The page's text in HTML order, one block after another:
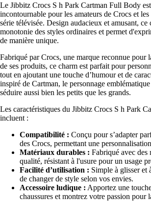
Le Jibbitz Crocs S h Park Cartman Full Body
incontournable pour les amateurs de Crocs et
série télévisée. Design audacieux et amusant, ce
monotonie des styles ordinaires et permet
de manière unique.
Fabriqué par Crocs, une marque reconnue pour
de ses produits, ce charm est parfait pour
tout en ajoutant une touche d’humour et de
inspiré de Cartman, le personnage
séduire aussi bien les petits que les grands.
Les caractéristiques du Jibbitz Crocs S h Park
incluent :
Compatibilité : Conçu pour s’adapter
des Crocs, permettant une
Matériaux durables : Fabriqué avec des
qualité, résistant à l'usure pour un usage
Facilité d’utilisation : Simple à glisser et
de changer de style selon vos envies.
Accessoire ludique : Apportez une
chaussures et montrez votre passion pour